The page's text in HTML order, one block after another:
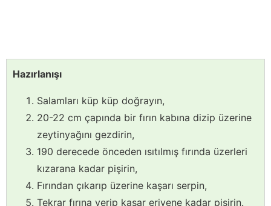
Hazırlanışı
Salamları küp küp doğrayın,
20-22 cm çapında bir fırın kabına dizip üzerine
zeytinyağını gezdirin,
190 derecede önceden ısıtılmış fırında üzerleri
kızarana kadar pişirin,
Fırından çıkarıp üzerine kaşarı serpin,
Tekrar fırına verip kaşar eriyene kadar pişirin.